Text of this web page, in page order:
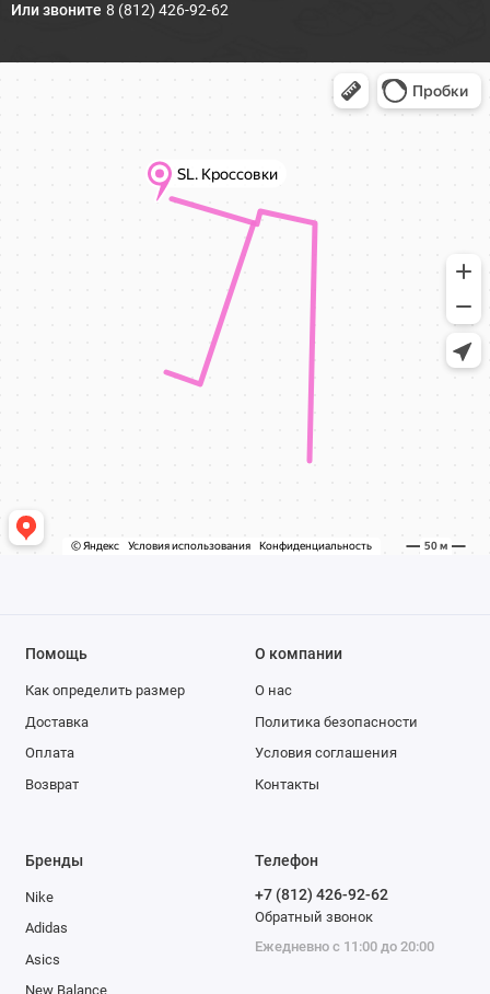
Или звоните 8 (812) 426-92-62
Помощь
Как определить размер
Доставка
Оплата
Возврат
О компании
О нас
Политика безопасности
Условия соглашения
Контакты
Бренды
Nike
Adidas
Asics
New Balance
Телефон
+7 (812) 426-92-62
Обратный звонок
Ежедневно с 11:00 до 20:00